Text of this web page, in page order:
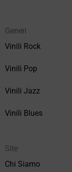
Generi
Vinili Rock
Vinili Pop
Vinili Jazz
Vinili Blues
Site
Chi Siamo